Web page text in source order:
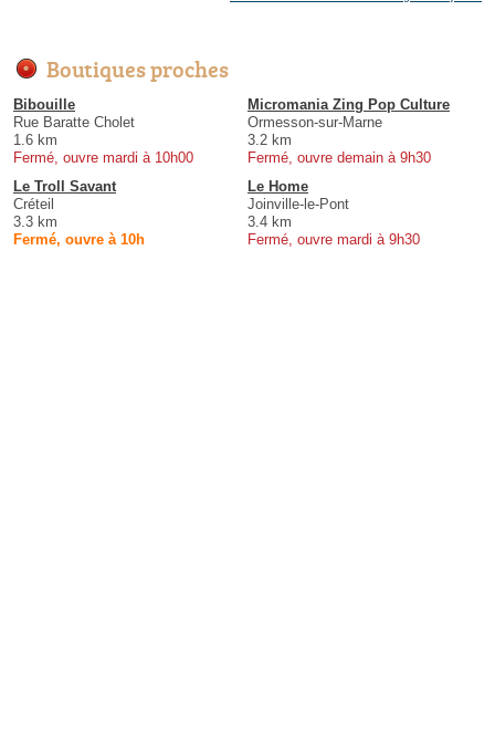
Boutiques proches
Bibouille
Rue Baratte Cholet
1.6 km
Fermé, ouvre mardi à 10h00
Micromania Zing Pop Culture
Ormesson-sur-Marne
3.2 km
Fermé, ouvre demain à 9h30
Le Troll Savant
Créteil
3.3 km
Fermé, ouvre à 10h
Le Home
Joinville-le-Pont
3.4 km
Fermé, ouvre mardi à 9h30